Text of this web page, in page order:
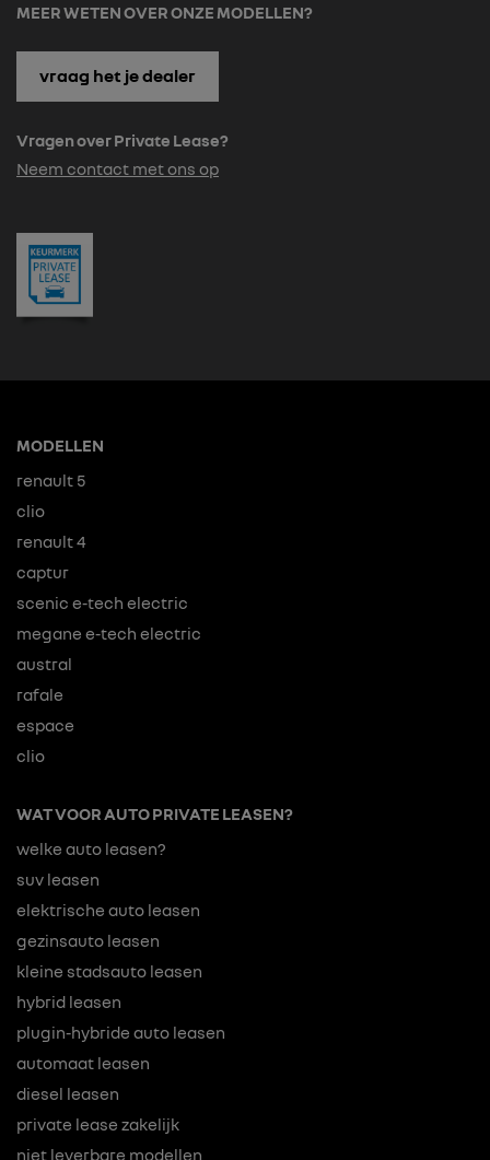
MEER WETEN OVER ONZE MODELLEN?
vraag het je dealer
Vragen over Private Lease?
Neem contact met ons op
MODELLEN
renault 5
clio
renault 4
captur
scenic e-tech electric
megane e-tech electric
austral
rafale
espace
clio
WAT VOOR AUTO PRIVATE LEASEN?
welke auto leasen?
suv leasen
elektrische auto leasen
gezinsauto leasen
kleine stadsauto leasen
hybrid leasen
plugin-hybride auto leasen
automaat leasen
diesel leasen
private lease zakelijk
niet leverbare modellen